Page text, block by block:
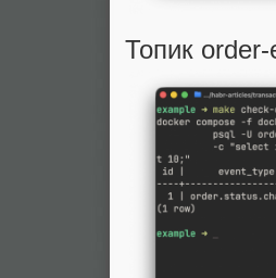
Топик